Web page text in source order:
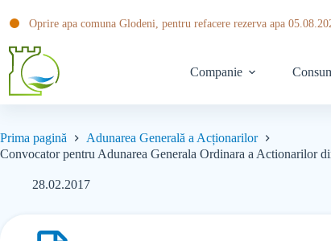
Companie
Prima pagină
Adunarea Generală a Acționarilor
Convocator pentru Adunarea Generala Ordinara a Actionarilor
28.02.2017